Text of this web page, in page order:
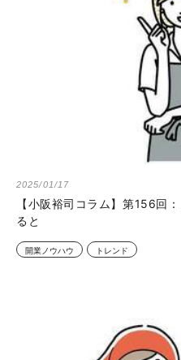
2025/01/17
【小阪裕司コラム】第156回
ると
開業ノウハウ トレンド